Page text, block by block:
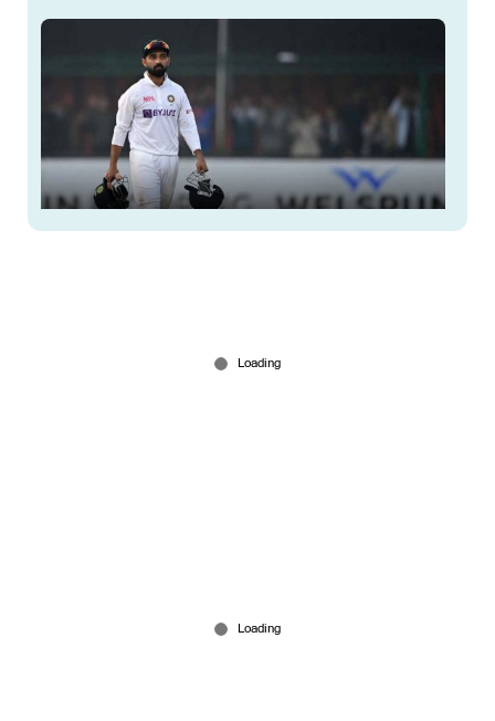
കുല്‍ദീപ് പോരാളിയെന്ന് കോച്ച് പാണ്ഡെ;
പരിശീലകന്‍ ഗൗതം ഗംഭീറിനെതിരെ വിമര്‍ശനം